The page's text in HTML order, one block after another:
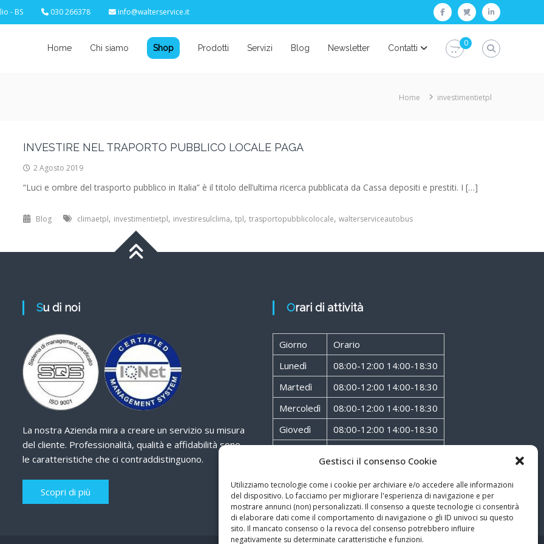
Gestisci il consenso Cookie
Utilizziamo tecnologie come i cookie per archiviare e/o accedere alle informazioni
del dispositivo. Lo facciamo per migliorare l'esperienza di navigazione e per
mostrare annunci (non) personalizzati. Il consenso a queste tecnologie ci consentirà
di elaborare dati come il comportamento di navigazione o gli ID univoci su questo
sito. Il mancato consenso o la revoca del consenso potrebbero influire
negativamente su determinate caratteristiche e funzioni.
- BS 030 266378 info@walterservice.it facebooktwitterlinkedin
Home Chi siamo Shop Prodotti Servizi Blog Newsletter Contatti
0
Home investimentietpl
INVESTIRE NEL TRAPORTO PUBBLICO LOCALE PAGA
2 Agosto 2019
“Luci e ombre del trasporto pubblico in Italia” è il titolo dell’ultima ricerca pubblicata da Cassa depositi e prestiti. I […]
Blog climaetpl, investimentietpl, investiresulclima, tpl, trasportopubblicolocale, walterserviceautobus
Su di noi
La nostra Azienda mira a creare un servizio su misura
del cliente. Professionalità, qualità e affidabilità sono
le caratteristiche che ci contraddistinguono.
Scopri di più
Orari di attività
Giorno
Orario
Lunedì
08:00-12:00 14:00-18:30
Martedì
08:00-12:00 14:00-18:30
Mercoledì
08:00-12:00 14:00-18:30
Giovedì
08:00-12:00 14:00-18:30